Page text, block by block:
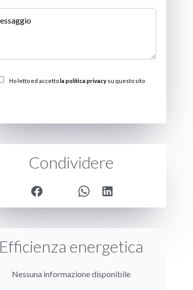
Ho letto ed accettola politica privacy su questo sito
Condividere
Efficienza energetica
Nessuna informazione disponibile